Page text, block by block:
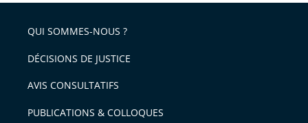
QUI SOMMES-NOUS ?
DÉCISIONS DE JUSTICE
AVIS CONSULTATIFS
PUBLICATIONS & COLLOQUES